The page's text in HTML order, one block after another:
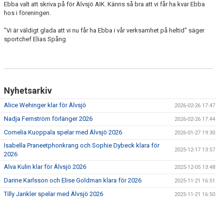
Ebba valt att skriva på för Älvsjö AIK. Känns så bra att vi får ha kvar Ebba
hos i föreningen.
"Vi är väldigt glada att vi nu får ha Ebba i vår verksamhet på heltid" säger
sportchef Elias Spång
Nyhetsarkiv
Alice Wehinger klar för Älvsjö 2026-02-26 17:47
Nadja Fernström förlänger 2026 2026-02-26 17:44
Cornelia Kuoppala spelar med Älvsjö 2026 2026-01-27 19:30
Isabella Praneetphonkrang och Sophie Dybeck klara för
2026
2025-12-17 13:57
Alva Kulin klar för Älvsjö 2026 2025-12-05 13:48
Darine Karlsson och Elise Goldman klara för 2026 2025-11-21 16:51
Tilly Jankler spelar med Älvsjö 2026 2025-11-21 16:50